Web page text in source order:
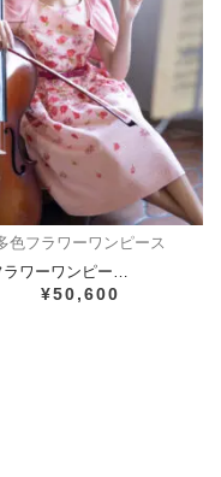
色フラワーワンピース
ラワーワンピー…
¥50,600